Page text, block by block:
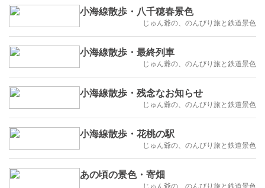
小海線散歩・八千穂春景色
じゅん爺の、のんびり旅と鉄道景色
小海線散歩・最終列車
じゅん爺の、のんびり旅と鉄道景色
小海線散歩・残念なお知らせ
じゅん爺の、のんびり旅と鉄道景色
小海線散歩・花桃の駅
じゅん爺の、のんびり旅と鉄道景色
あの頃の景色・寄畑
じゅん爺の、のんびり旅と鉄道景色